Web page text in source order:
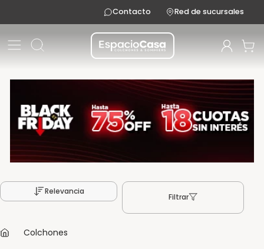
Contacto Red de sucursales
Relevancia
Filtrar
Colchones